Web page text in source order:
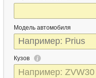
Модель автомобиля
Кузов